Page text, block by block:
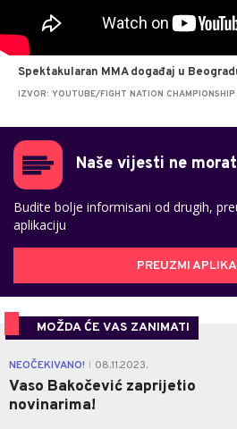
Spektakularan MMA događaj u
IZVOR: YOUTUBE/FIGHT NATION
Naše vijesti ne
Budite bolje informisani od drugih,
aplikaciju
PREUZMI
MOŽDA ĆE VAS ZANIMATI
NEOČEKIVANO! 08.11.2023.
Vaso Bakočević zaprijetio
novinarima!